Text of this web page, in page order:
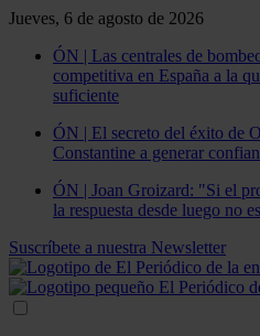
Jueves, 6 de agosto de 2026
ÓN | Las centrales de
competitiva en España a la
suficiente
ÓN | El secreto del éxito de
Constantine a generar
ÓN | Joan Groizard: "Si el
la respuesta desde luego no
Suscríbete a nuestra Newsletter